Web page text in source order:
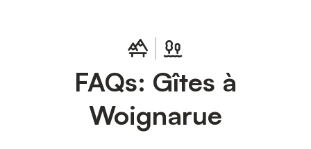
FAQs: Gîtes à
Woignarue